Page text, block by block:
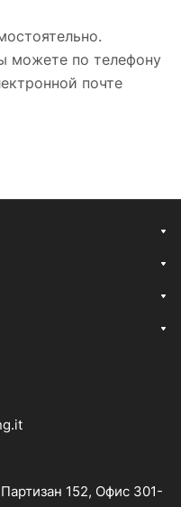
можете по телефону
почте
152, Офис 301-